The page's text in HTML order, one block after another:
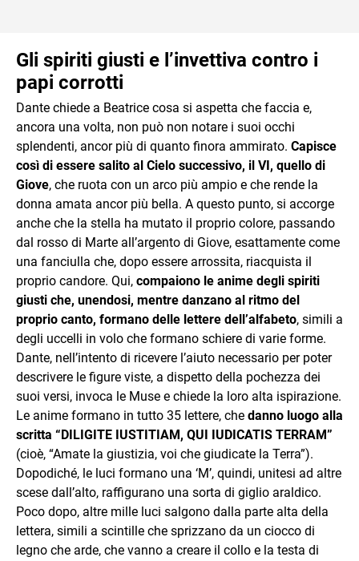
Gli spiriti giusti e l’invettiva contro i
papi corrotti
Dante chiede a Beatrice cosa si aspetta che faccia e,
ancora una volta, non può non notare i suoi occhi
splendenti, ancor più di quanto finora ammirato. Capisce
così di essere salito al Cielo successivo, il VI, quello di
Giove, che ruota con un arco più ampio e che rende la
donna amata ancor più bella. A questo punto, si accorge
anche che la stella ha mutato il proprio colore, passando
dal rosso di Marte all’argento di Giove, esattamente come
una fanciulla che, dopo essere arrossita, riacquista il
proprio candore. Qui, compaiono le anime degli spiriti
giusti che, unendosi, mentre danzano al ritmo del
proprio canto, formano delle lettere dell’alfabeto, simili a
degli uccelli in volo che formano schiere di varie forme.
Dante, nell’intento di ricevere l’aiuto necessario per poter
descrivere le figure viste, a dispetto della pochezza dei
suoi versi, invoca le Muse e chiede la loro alta ispirazione.
Le anime formano in tutto 35 lettere, che danno luogo alla
scritta “DILIGITE IUSTITIAM, QUI IUDICATIS TERRAM”
(cioè, “Amate la giustizia, voi che giudicate la Terra”).
Dopodiché, le luci formano una ‘M’, quindi, unitesi ad altre
scese dall’alto, raffigurano una sorta di giglio araldico.
Poco dopo, altre mille luci salgono dalla parte alta della
lettera, simili a scintille che sprizzano da un ciocco di
legno che arde, che vanno a creare il collo e la testa di